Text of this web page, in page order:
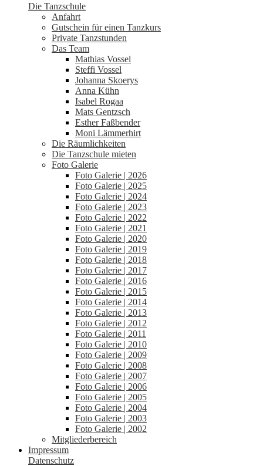
Die Tanzschule
Anfahrt
Gutschein für einen Tanzkurs
Private Tanzstunden
Das Team
Mathias Vossel
Steffi Vossel
Johanna Skoerys
Anna Kühn
Isabel Rogaa
Mats Gentzsch
Esther Faßbender
Moni Lämmerhirt
Die Räumlichkeiten
Die Tanzschule mieten
Foto Galerie
Foto Galerie | 2026
Foto Galerie | 2025
Foto Galerie | 2024
Foto Galerie | 2023
Foto Galerie | 2022
Foto Galerie | 2021
Foto Galerie | 2020
Foto Galerie | 2019
Foto Galerie | 2018
Foto Galerie | 2017
Foto Galerie | 2016
Foto Galerie | 2015
Foto Galerie | 2014
Foto Galerie | 2013
Foto Galerie | 2012
Foto Galerie | 2011
Foto Galerie | 2010
Foto Galerie | 2009
Foto Galerie | 2008
Foto Galerie | 2007
Foto Galerie | 2006
Foto Galerie | 2005
Foto Galerie | 2004
Foto Galerie | 2003
Foto Galerie | 2002
Mitgliederbereich
Impressum
Datenschutz